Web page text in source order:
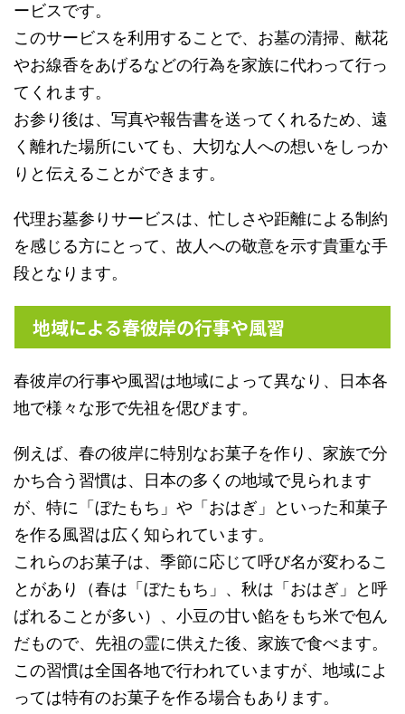
ービスです。
このサービスを利用することで、お墓の清掃、献花
やお線香をあげるなどの行為を家族に代わって行っ
てくれます。
お参り後は、写真や報告書を送ってくれるため、遠
く離れた場所にいても、大切な人への想いをしっか
りと伝えることができます。
代理お墓参りサービスは、忙しさや距離による制約
を感じる方にとって、故人への敬意を示す貴重な手
段となります。
地域による春彼岸の行事や風習
春彼岸の行事や風習は地域によって異なり、日本各
地で様々な形で先祖を偲びます。
例えば、春の彼岸に特別なお菓子を作り、家族で分
かち合う習慣は、日本の多くの地域で見られます
が、特に「ぼたもち」や「おはぎ」といった和菓子
を作る風習は広く知られています。
これらのお菓子は、季節に応じて呼び名が変わるこ
とがあり（春は「ぼたもち」、秋は「おはぎ」と呼
ばれることが多い）、小豆の甘い餡をもち米で包ん
だもので、先祖の霊に供えた後、家族で食べます。
この習慣は全国各地で行われていますが、地域によ
っては特有のお菓子を作る場合もあります。